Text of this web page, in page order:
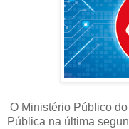
O Ministério Público
Pública na última